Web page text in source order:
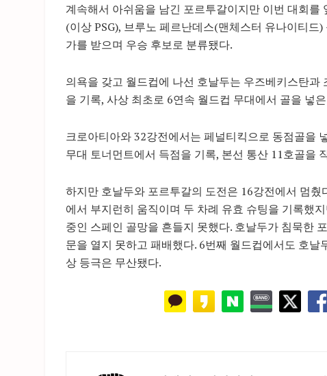
계속해서 아쉬움을 남긴 포르투갈이지만 이번 대회를
(이상 PSG), 브루노 페르난데스(맨체스터 유나이티드
가를 받으며 우승 후보로 분류됐다.
의욕을 갖고 월드컵에 나선 호날두는 우즈베키스탄과
을 기록, 사상 최초로 6연속 월드컵 무대에서 골을 넣
크로아티아와 32강전에서는 페널티킥으로 동점골을
무대 토너먼트에서 득점을 기록, 본선 통산 11호골을
하지만 호날두와 포르투갈의 도전은 16강전에서 멈췄
에서 부지런히 움직이며 두 차례 유효 슈팅을 기록했
중인 스페인 골망을 흔들지 못했다. 호날두가 침묵한
문을 열지 못하고 패배했다. 6번째 월드컵에서도 호날
상 등극은 무산됐다.